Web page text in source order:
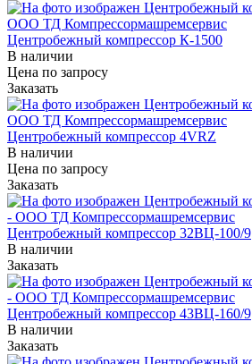
Центробежный компрессор К-1500
В наличии
Цена по запросу
Заказать
Центробежный компрессор 4VRZ
В наличии
Цена по запросу
Заказать
Центробежный компрессор 32ВЦ-100/9
В наличии
Заказать
Центробежный компрессор 43ВЦ-160/9
В наличии
Заказать